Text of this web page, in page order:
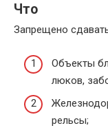
Что
Запрещено
Объекты
люков,
рельсы;